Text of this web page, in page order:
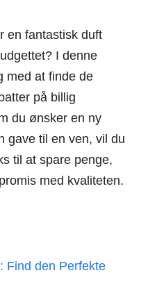
en fantastisk duft
I denne
med at finde de
på billig
du ønsker en ny
gave til en ven, vil du
til at spare penge,
med kvaliteten.
Find den Perfekte